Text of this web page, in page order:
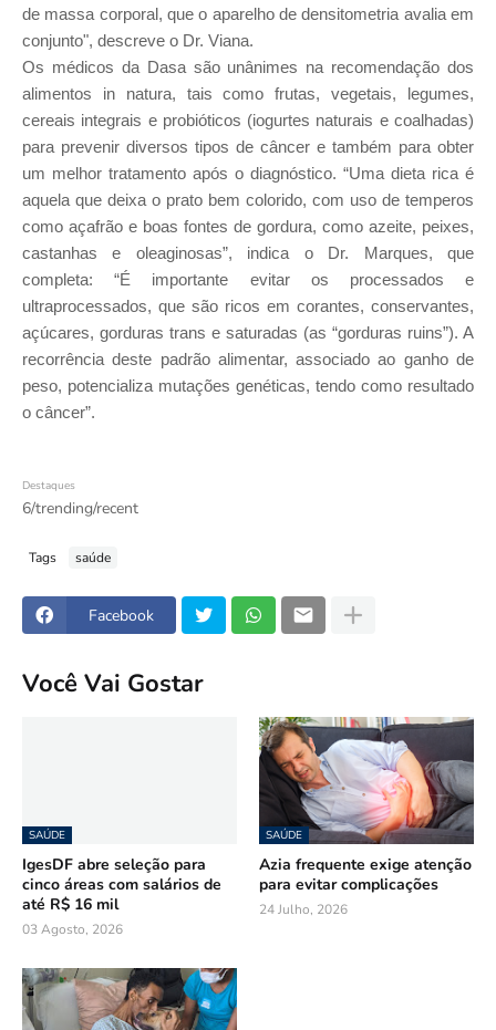
de massa corporal, que o aparelho de densitometria avalia em
conjunto", descreve o Dr. Viana.
Os médicos da Dasa são unânimes na recomendação dos
alimentos in natura, tais como frutas, vegetais, legumes,
cereais integrais e probióticos (iogurtes naturais e coalhadas)
para prevenir diversos tipos de câncer e também para obter
um melhor tratamento após o diagnóstico. “Uma dieta rica é
aquela que deixa o prato bem colorido, com uso de temperos
como açafrão e boas fontes de gordura, como azeite, peixes,
castanhas e oleaginosas”, indica o Dr. Marques, que
completa: “É importante evitar os processados e
ultraprocessados, que são ricos em corantes, conservantes,
açúcares, gorduras trans e saturadas (as “gorduras ruins”). A
recorrência deste padrão alimentar, associado ao ganho de
peso, potencializa mutações genéticas, tendo como resultado
o câncer”.
Destaques
6/trending/recent
Tags saúde
Facebook
Você Vai Gostar
SAÚDE
IgesDF abre seleção para
cinco áreas com salários de
até R$ 16 mil
03 Agosto, 2026
SAÚDE
Azia frequente exige atenção
para evitar complicações
24 Julho, 2026